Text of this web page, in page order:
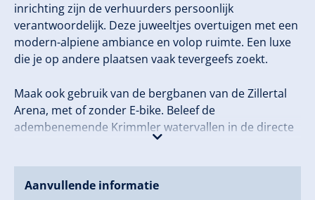
inrichting zijn de verhuurders persoonlijk
verantwoordelijk. Deze juweeltjes overtuigen met een
modern-alpiene ambiance en volop ruimte. Een luxe
die je op andere plaatsen vaak tevergeefs zoekt.
Maak ook gebruik van de bergbanen van de Zillertal
Arena, met of zonder E-bike. Beleef de
adembenemende Krimmler watervallen in de directe
Aanvullende informatie